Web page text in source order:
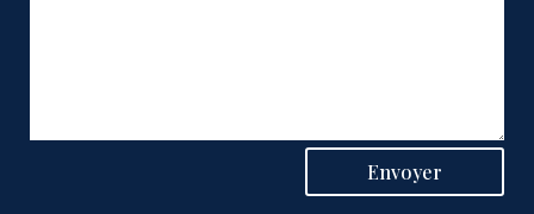
Envoyer